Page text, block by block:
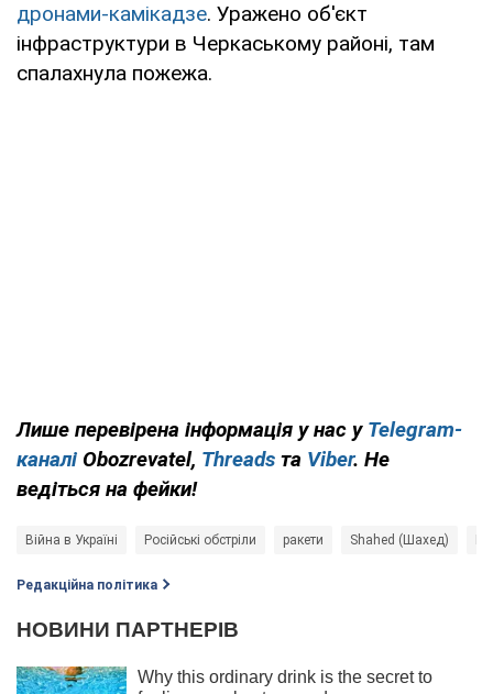
дронами-камікадзе. Уражено об'єкт
інфраструктури в Черкаському районі, там
спалахнула пожежа.
Лише перевірена інформація у нас у Telegram-
каналі Obozrevatel, Threads та Viber. Не
ведіться на фейки!
Війна в Україні Російські обстріли ракети Shahed (Шахед)
Редакційна політика